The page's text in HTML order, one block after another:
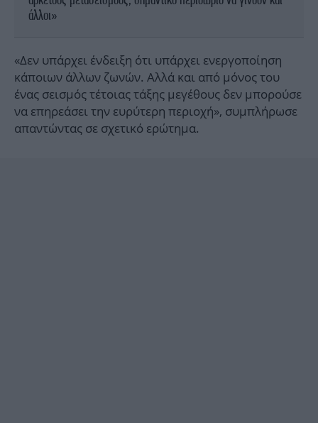
άλλοι»
«Δεν υπάρχει ένδειξη ότι υπάρχει ενεργοποίηση
κάποιων άλλων ζωνών. Αλλά και από μόνος του
ένας σεισμός τέτοιας τάξης μεγέθους δεν μπορούσε
να επηρεάσει την ευρύτερη περιοχή», συμπλήρωσε
απαντώντας σε σχετικό ερώτημα.